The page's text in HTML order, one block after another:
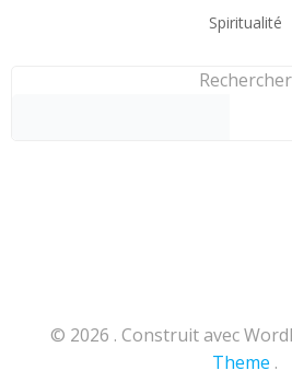
Spiritualité
Rechercher
© 2026 . Construit avec
Theme .